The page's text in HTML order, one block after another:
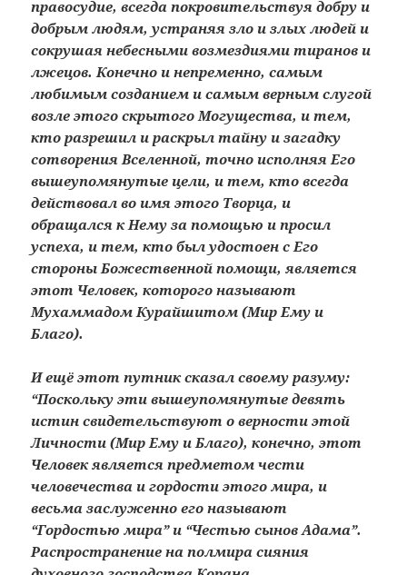
правосудие, всегда покровительствуя добру и
добрым людям, устраняя зло и злых людей и
сокрушая небесными возмездиями тиранов и
лжецов. Конечно и непременно, самым
любимым созданием и самым верным слугой
возле этого скрытого Могущества, и тем,
кто разрешил и раскрыл тайну и загадку
сотворения Вселенной, точно исполняя Его
вышеупомянутые цели, и тем, кто всегда
действовал во имя этого Творца, и
обращался к Нему за помощью и просил
успеха, и тем, кто был удостоен с Его
стороны Божественной помощи, является
этот Человек, которого называют
Мухаммадом Курайшитом (Мир Ему и
Благо).
И ещё этот путник сказал своему разуму:
“Поскольку эти вышеупомянутые девять
истин свидетельствуют о верности этой
Личности (Мир Ему и Благо), конечно, этот
Человек является предметом чести
человечества и гордости этого мира, и
весьма заслуженно его называют
“Гордостью мира” и “Честью сынов Адама”.
Распространение на полмира сияния